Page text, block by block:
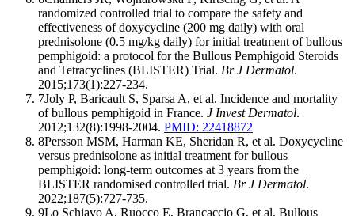
randomized controlled trial to compare the safety and
effectiveness of doxycycline (200 mg daily) with oral
prednisolone (0.5 mg/kg daily) for initial treatment of bullous
pemphigoid: a protocol for the Bullous Pemphigoid Steroids
and Tetracyclines (BLISTER) Trial. Br J Dermatol.
2015;173(1):227-234.
7Joly P, Baricault S, Sparsa A, et al. Incidence and mortality
of bullous pemphigoid in France. J Invest Dermatol.
2012;132(8):1998-2004. PMID: 22418872
8Persson MSM, Harman KE, Sheridan R, et al. Doxycycline
versus prednisolone as initial treatment for bullous
pemphigoid: long-term outcomes at 3 years from the
BLISTER randomised controlled trial. Br J Dermatol.
2022;187(5):727-735.
9Lo Schiavo A, Ruocco E, Brancaccio G, et al. Bullous